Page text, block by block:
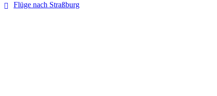
Flüge nach Straßburg